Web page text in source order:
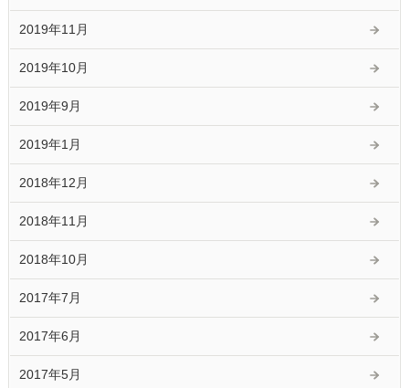
2019年11月
2019年10月
2019年9月
2019年1月
2018年12月
2018年11月
2018年10月
2017年7月
2017年6月
2017年5月